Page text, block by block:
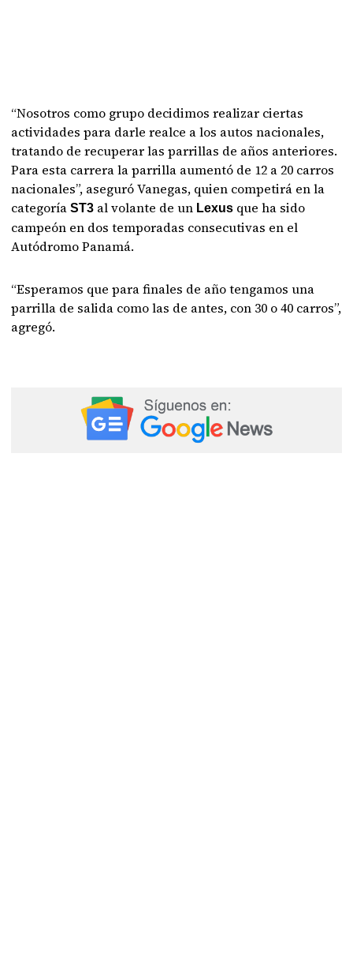
“Nosotros como grupo decidimos realizar ciertas
actividades para darle realce a los autos nacionales,
tratando de recuperar las parrillas de años anteriores.
Para esta carrera la parrilla aumentó de 12 a 20 carros
nacionales”, aseguró Vanegas, quien competirá en la
categoría ST3 al volante de un Lexus que ha sido
campeón en dos temporadas consecutivas en el
Autódromo Panamá.
“Esperamos que para finales de año tengamos una
parrilla de salida como las de antes, con 30 o 40 carros”,
agregó.